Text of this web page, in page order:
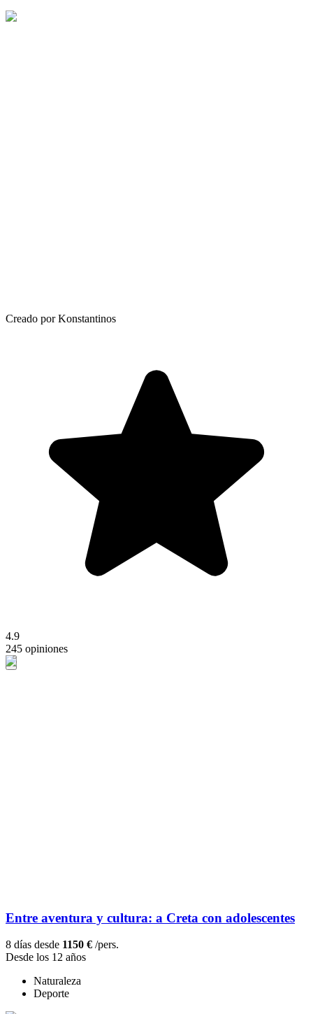
Creado por Konstantinos
4.9
245 opiniones
Entre aventura y cultura: a Creta con adolescentes
8 días desde 1150 € /pers.
Desde los 12 años
Naturaleza
Deporte